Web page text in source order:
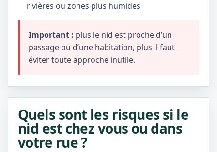
rivières ou zones plus humides
Important : plus le nid est proche d’un
passage ou d’une habitation, plus il faut
éviter toute approche inutile.
Quels sont les risques si le
nid est chez vous ou dans
votre rue ?